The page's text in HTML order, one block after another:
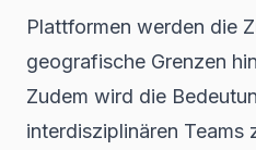
Plattformen werden die
geografische Grenzen
Zudem wird die
interdisziplinären Teams